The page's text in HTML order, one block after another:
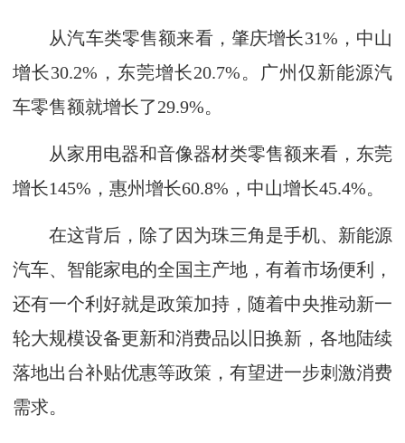
从汽车类零售额来看，肇庆增长31%，中山
增长30.2%，东莞增长20.7%。广州仅新能源汽
车零售额就增长了29.9%。
从家用电器和音像器材类零售额来看，东莞
增长145%，惠州增长60.8%，中山增长45.4%。
在这背后，除了因为珠三角是手机、新能源
汽车、智能家电的全国主产地，有着市场便利，
还有一个利好就是政策加持，随着中央推动新一
轮大规模设备更新和消费品以旧换新，各地陆续
落地出台补贴优惠等政策，有望进一步刺激消费
需求。